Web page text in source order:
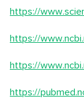
https://
https://
https://
https://